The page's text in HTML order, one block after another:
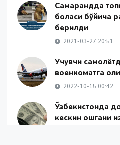
Самарқандда
боласи бўйича
берилди
2021-03-27 20:51
Учувчи
военкоматга
2022-10-15 00:42
Ўзбекистонда
кескин ошгани